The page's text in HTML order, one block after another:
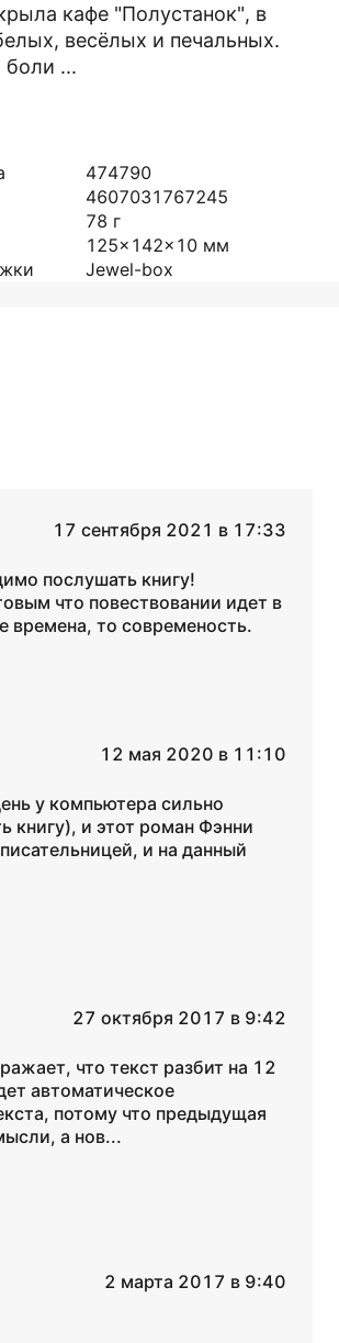
кафе "Полустанок", в
весёлых и печальных.
боли ...
474790
4607031767245
78 г
125x142x10 мм
Jewel-box
17 сентября 2021 в 17:33
послушать книгу!
что повествовании идет в
времена, то современость.
12 мая 2020 в 11:10
у компьютера сильно
книгу), и этот роман Фэнни
и на данный
27 октября 2017 в 9:42
что текст разбит на 12
автоматическое
потому что предыдущая
а нов...
2 марта 2017 в 9:40